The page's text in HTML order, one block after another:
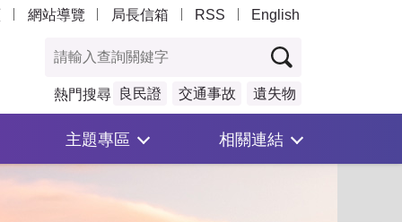
網站導覽 局長信箱 RSS English
熱門搜尋 良民證 交通事故 遺失物
主題專區 相關連結